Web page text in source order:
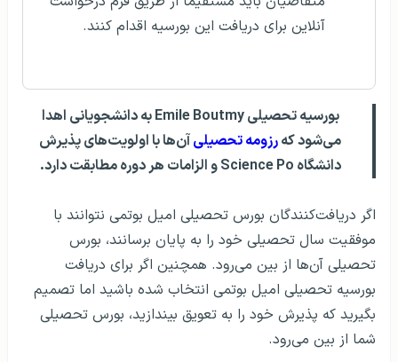
آنلاین برای دریافت این بورسیه اقدام کنند.
بورسیه تحصیلی Emile Boutmy به دانشجویانی اهدا
می‌شود کهرزومه تحصیلیآن‌ها با اولویت‌های پذیرش
دانشگاه Science Po و الزامات هر دوره مطابقت دارد.
اگر دریافت‌کنندگان بورس تحصیلی امیل بوتمی نتوانند با
موفقیت سال تحصیلی خود را به پایان برسانند، بورس
تحصیلی آن‌ها از بین می‌رود. همچنین اگر برای دریافت
بورسیه تحصیلی امیل بوتمی انتخاب شده باشید اما تصمیم
بگیرید که پذیرش خود را به تعویق بیندازید، بورس تحصیلی
شما از بین می‌رود.